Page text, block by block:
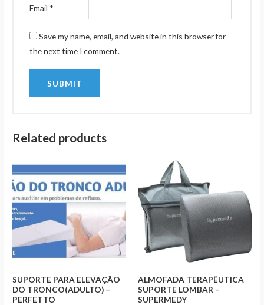
Email *
Save my name, email, and website in this browser for
the next time I comment.
Related products
SUPORTE PARA ELEVAÇÃO
DO TRONCO(ADULTO) –
PERFETTO
ALMOFADA TERAPÊUTICA
SUPORTE LOMBAR –
SUPERMEDY